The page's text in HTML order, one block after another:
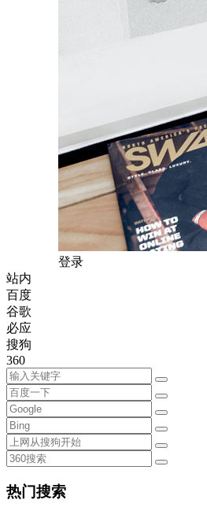
登录
站内
百度
谷歌
必应
搜狗
360
热门搜索